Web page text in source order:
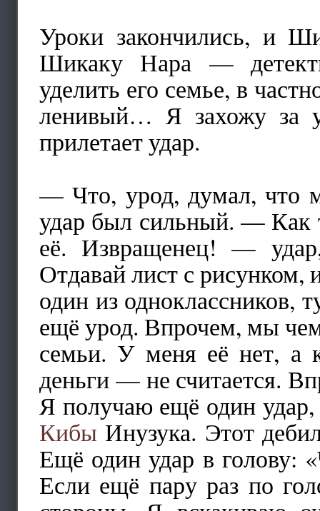
Уроки закончились, и
Шикаку Нара —
уделить его семье, в
ленивый… Я захожу за
прилетает удар.
— Что, урод, думал, что
удар был сильный. — Как
её. Извращенец! —
Отдавай лист с
один из одноклассников,
ещё урод. Впрочем, мы
семьи. У меня её нет, а
деньги — не считается.
Я получаю ещё один
Кибы Инузука. Этот
Ещё один удар в голову:
Если ещё пару раз по